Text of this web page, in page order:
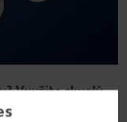
Využite skvelú
či drogérie